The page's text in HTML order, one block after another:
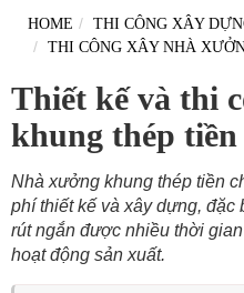
HOME
THI CÔNG XÂY
THI CÔNG XÂY NHÀ
Thiết kế và thi
khung thép tiền
Nhà xưởng khung thép tiền
phí thiết kế và xây dựng, đặc
rút ngắn được nhiều thời
hoạt động sản xuất.